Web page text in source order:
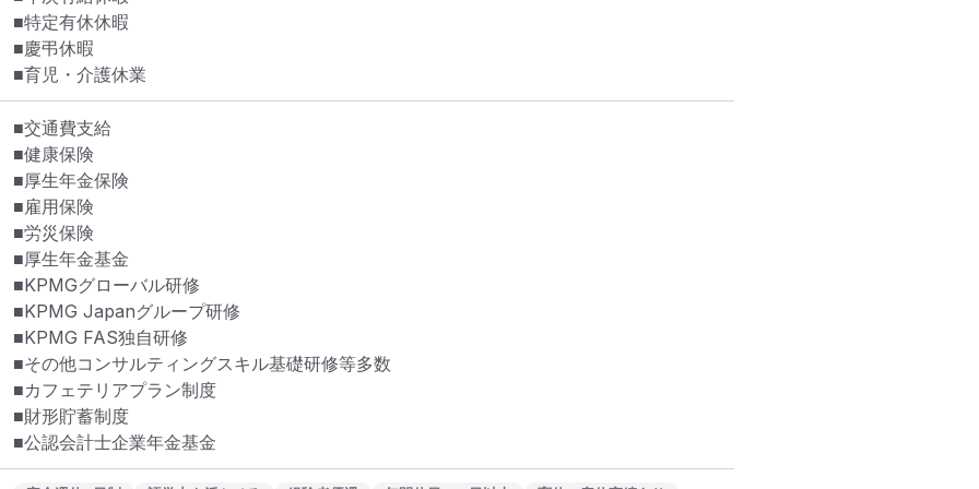
■特定有休休暇
■慶弔休暇
■育児・介護休業
■交通費支給
■健康保険
■厚生年金保険
■雇用保険
■労災保険
■厚生年金基金
■KPMGグローバル研修
■KPMG Japanグループ研修
■KPMG FAS独自研修
■その他コンサルティングスキル基礎研修等多数
■カフェテリアプラン制度
■財形貯蓄制度
■公認会計士企業年金基金